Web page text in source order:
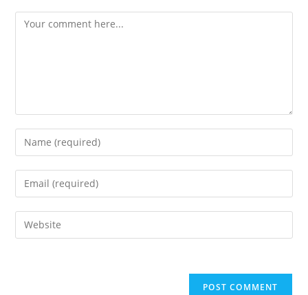
Comment
Enter
your
name
comment
Enter
your
email
address
Enter
your